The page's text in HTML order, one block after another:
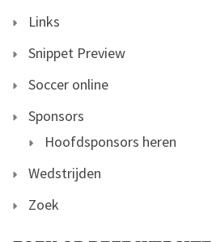
Links
Snippet Preview
Soccer online
Sponsors
Hoofdsponsors heren
Wedstrijden
Zoek